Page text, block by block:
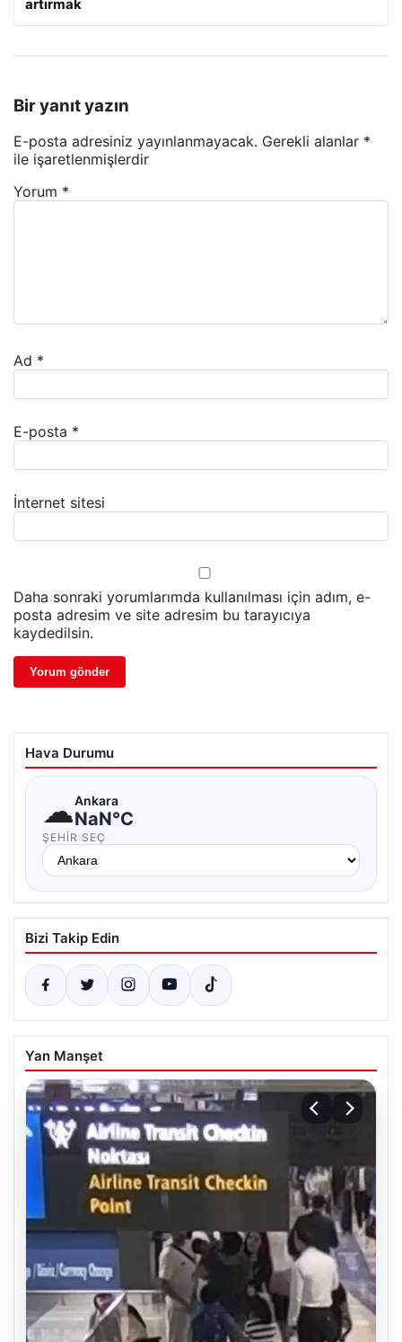
artırmak
Bir yanıt yazın
E-posta adresiniz yayınlanmayacak. Gerekli alanlar *
ile işaretlenmişlerdir
Yorum *
Ad *
E-posta *
İnternet sitesi
Daha sonraki yorumlarımda kullanılması için adım, e-
posta adresim ve site adresim bu tarayıcıya
kaydedilsin.
Hava Durumu
☁Ankara
NaN°C
ŞEHIR SEÇ
Bizi Takip Edin
Yan Manşet